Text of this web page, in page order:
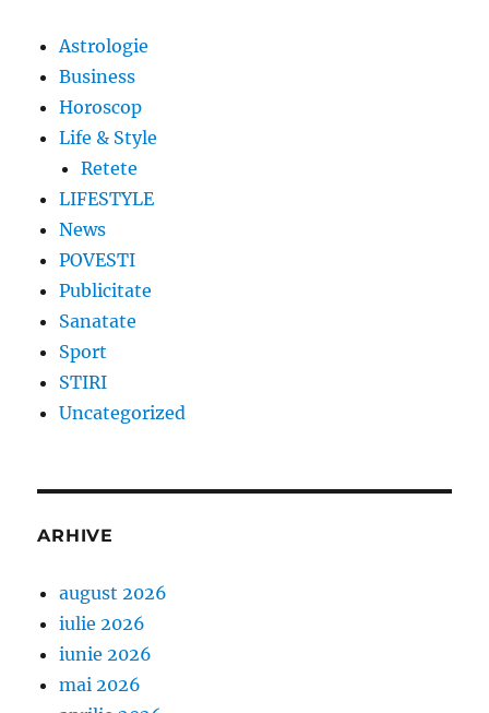
Astrologie
Business
Horoscop
Life & Style
Retete
LIFESTYLE
News
POVESTI
Publicitate
Sanatate
Sport
STIRI
Uncategorized
ARHIVE
august 2026
iulie 2026
iunie 2026
mai 2026